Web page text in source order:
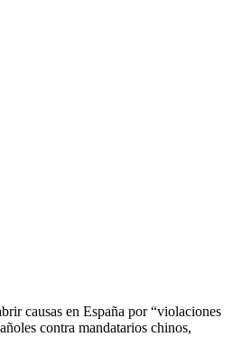
causas en España por “violaciones
contra mandatarios chinos,